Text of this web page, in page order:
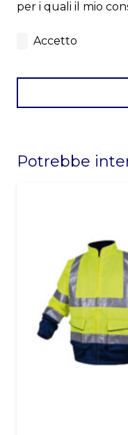
per i quali il mio
Accetto
should
Potrebbe